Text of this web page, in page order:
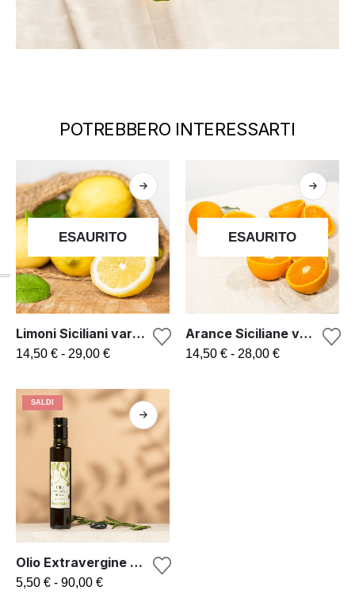
POTREBBERO INTERESSARTI
ESAURITO
Limoni Siciliani varietà Femminello
14,50 € - 29,00 €
ESAURITO
Arance Siciliane varietà Washington Navel
14,50 € - 28,00 €
SALDI
Olio Extravergine di Oliva
5,50 € - 90,00 €